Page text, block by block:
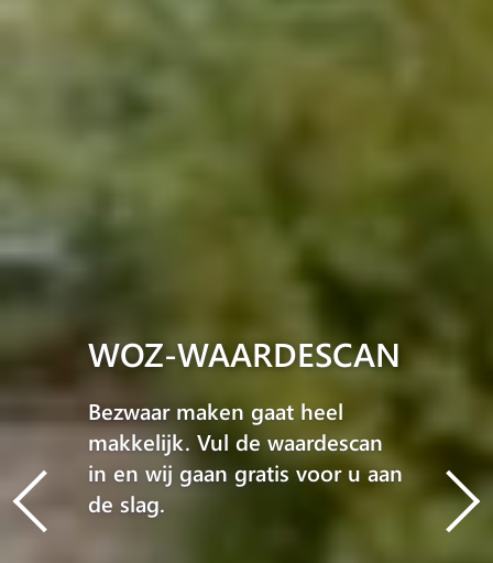
WOZ-WAARDESCAN
Bezwaar maken gaat heel
makkelijk. Vul de waardescan
in en wij gaan gratis voor u aan
de slag.